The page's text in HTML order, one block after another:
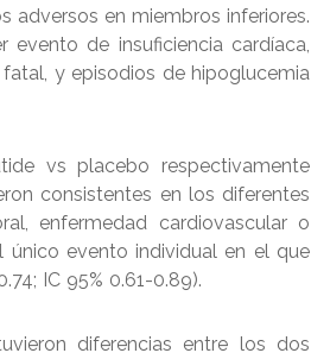
adversos en miembros inferiores.
de insuficiencia cardíaca,
y episodios de hipoglucemia
vs placebo respectivamente
consistentes en los diferentes
enfermedad cardiovascular o
evento individual en el que
IC 95% 0.61-0.89).
diferencias entre los dos